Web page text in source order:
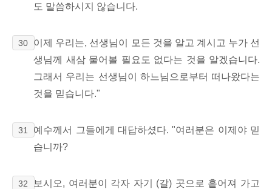
도 말씀하시지 않습니다.
30
이제 우리는, 선생님이 모든 것을 알고 계시고 누가 선
생님께 새삼 물어볼 필요도 없다는 것을 알겠습니다.
그래서 우리는 선생님이 하느님으로부터 떠나왔다는
것을 믿습니다."
31
예수께서 그들에게 대답하셨다. "여러분은 이제야 믿
습니까?
32
보시오, 여러분이 각자 자기 (갈) 곳으로 흩어져 가고